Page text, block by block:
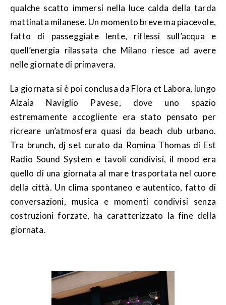
qualche scatto immersi nella luce calda della tarda
mattinata milanese. Un momento breve ma piacevole,
fatto di passeggiate lente, riflessi sull’acqua e
quell’energia rilassata che Milano riesce ad avere
nelle giornate di primavera.
La giornata si è poi conclusa da Flora et Labora, lungo
Alzaia Naviglio Pavese, dove uno spazio
estremamente accogliente era stato pensato per
ricreare un’atmosfera quasi da beach club urbano.
Tra brunch, dj set curato da Romina Thomas di Est
Radio Sound System e tavoli condivisi, il mood era
quello di una giornata al mare trasportata nel cuore
della città. Un clima spontaneo e autentico, fatto di
conversazioni, musica e momenti condivisi senza
costruzioni forzate, ha caratterizzato la fine della
giornata.